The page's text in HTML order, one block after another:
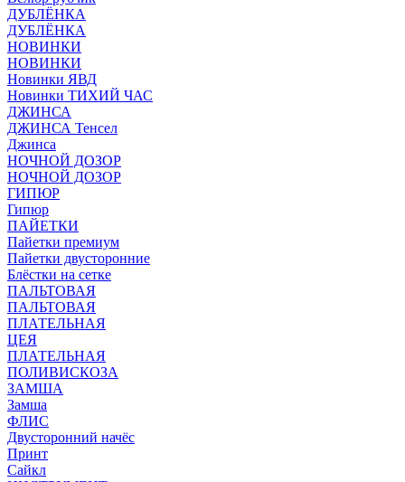
ДУБЛЁНКА
ДУБЛЁНКА
НОВИНКИ
НОВИНКИ
Новинки ЯВД
Новинки ТИХИЙ ЧАС
ДЖИНСА
ДЖИНСА Тенсел
Джинса
НОЧНОЙ ДОЗОР
НОЧНОЙ ДОЗОР
ГИПЮР
Гипюр
ПАЙЕТКИ
Пайетки премиум
Пайетки двусторонние
Блёстки на сетке
ПАЛЬТОВАЯ
ПАЛЬТОВАЯ
ПЛАТЕЛЬНАЯ
ЦЕЯ
ПЛАТЕЛЬНАЯ
ПОЛИВИСКОЗА
ЗАМША
Замша
ФЛИС
Двусторонний начёс
Принт
Сайкл